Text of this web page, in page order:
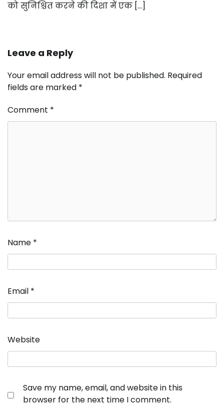
को सुनिश्चित करने की दिशा में एक […]
Leave a Reply
Your email address will not be published. Required
fields are marked *
Comment *
Name *
Email *
Website
Save my name, email, and website in this
browser for the next time I comment.